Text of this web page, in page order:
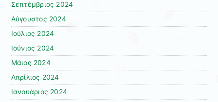
Σεπτέμβριος 2024
Αύγουστος 2024
Ιούλιος 2024
Ιούνιος 2024
Μάιος 2024
Απρίλιος 2024
Ιανουάριος 2024